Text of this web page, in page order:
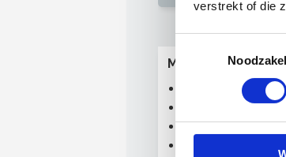
verstrekt of die
Meer specials
Scholen Special
Zorg Special